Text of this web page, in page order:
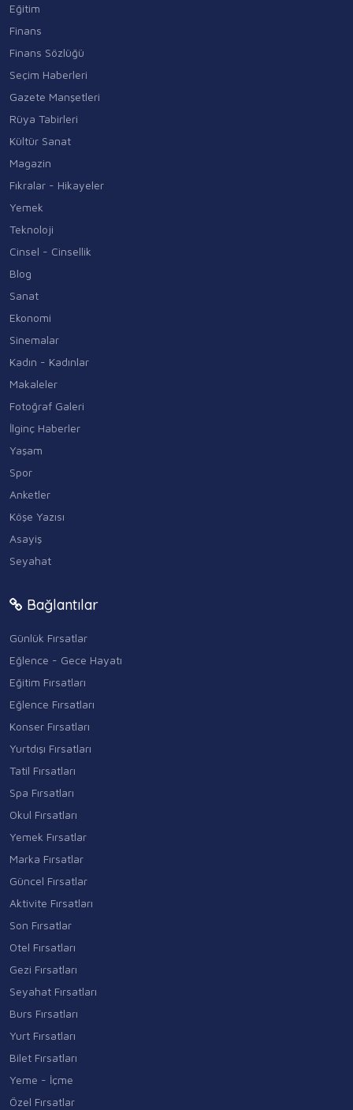
Eğitim
Finans
Finans Sözlüğü
Seçim Haberleri
Gazete Manşetleri
Rüya Tabirleri
Kültür Sanat
Magazin
Fıkralar - Hikayeler
Yemek
Teknoloji
Cinsel - Cinsellik
Blog
Sanat
Ekonomi
Sinemalar
Kadın - Kadınlar
Makaleler
Fotoğraf Galeri
İlginç Haberler
Yaşam
Spor
Anketler
Köşe Yazısı
Asayiş
Seyahat
Bağlantılar
Günlük Fırsatlar
Eğlence - Gece Hayatı
Eğitim Fırsatları
Eğlence Fırsatları
Konser Fırsatları
Yurtdışı Fırsatları
Tatil Fırsatları
Spa Fırsatları
Okul Fırsatları
Yemek Fırsatlar
Marka Fırsatlar
Güncel Fırsatlar
Aktivite Fırsatları
Son Fırsatlar
Otel Fırsatları
Gezi Fırsatları
Seyahat Fırsatları
Burs Fırsatları
Yurt Fırsatları
Bilet Fırsatları
Yeme - İçme
Özel Fırsatlar